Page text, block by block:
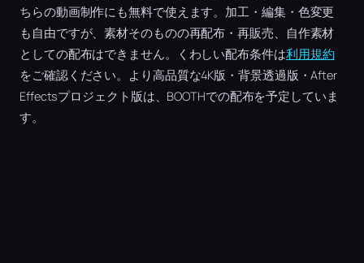
ちらの動画制作にも無料で使えます。加工・編集・色変更
も自由ですが、素材そのものの再配布・再販売、自作素材
としての配布はできません。くわしい配布条件は利用規約
をご確認ください。より高品質な4K版・背景透過版・After
Effectsプロジェクト版は、BOOTHでの配布を予定していま
す。